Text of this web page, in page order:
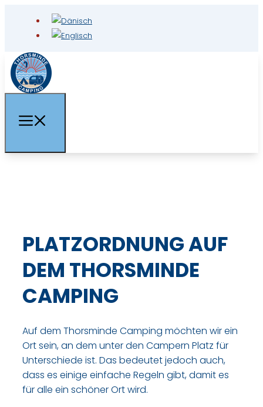
PLATZORDNUNG AUF
DEM THORSMINDE
CAMPING
Auf dem Thorsminde Camping möchten wir ein
Ort sein, an dem unter den Campern Platz für
Unterschiede ist. Das bedeutet jedoch auch,
dass es einige einfache Regeln gibt, damit es
für alle ein schöner Ort wird.